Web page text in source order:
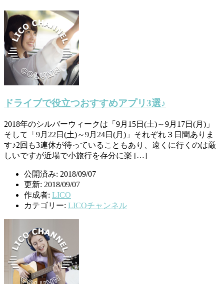
ドライブで役立つおすすめアプリ3選♪
2018年のシルバーウィークは「9月15日(土)～9月17日(月)」
そして「9月22日(土)～9月24日(月)」それぞれ３日間ありま
す♪2回も3連休が待っていることもあり、遠くに行くのは厳
しいですが近場で小旅行を存分に楽 […]
公開済み: 2018/09/07
更新: 2018/09/07
作成者: LICO
カテゴリー: LICOチャンネル